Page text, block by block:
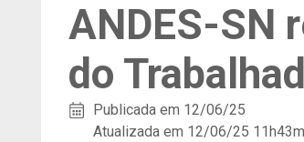
ANDES-SN
do
Publicada em 12/06/25
Atualizada em 12/06/25 11h43m